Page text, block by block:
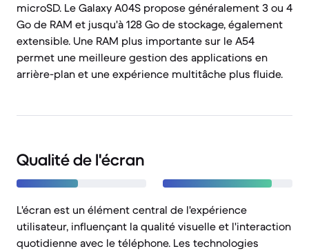
microSD. Le Galaxy A04S propose généralement 3 ou 4
Go de RAM et jusqu'à 128 Go de stockage, également
extensible. Une RAM plus importante sur le A54
permet une meilleure gestion des applications en
arrière-plan et une expérience multitâche plus fluide.
Qualité de l'écran
L'écran est un élément central de l'expérience
utilisateur, influençant la qualité visuelle et l'interaction
quotidienne avec le téléphone. Les technologies